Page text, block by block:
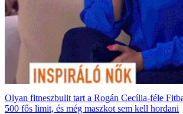
Olyan fitneszbulit tart a Rogán Cecília-féle
500 fős limit, és még maszkot sem kell hordani